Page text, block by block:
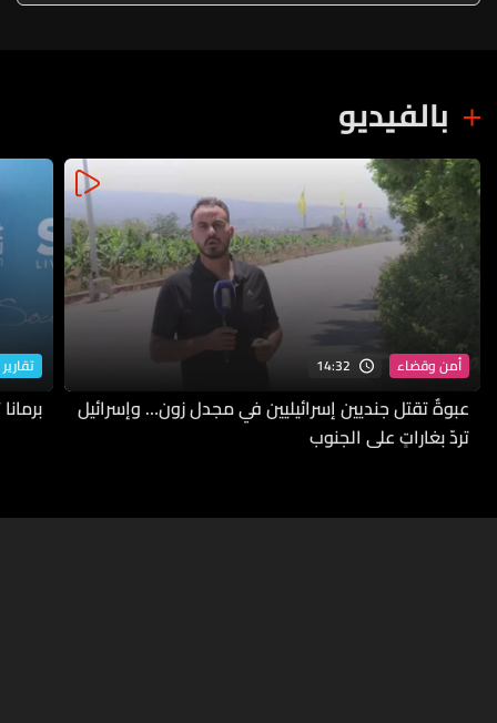
بالفيديو
أمن وقضاء 14:32
عبوةٌ تقتل جنديين إسرائيليين في مجدل زون… وإسرائيل
تردّ بغاراتٍ على الجنوب